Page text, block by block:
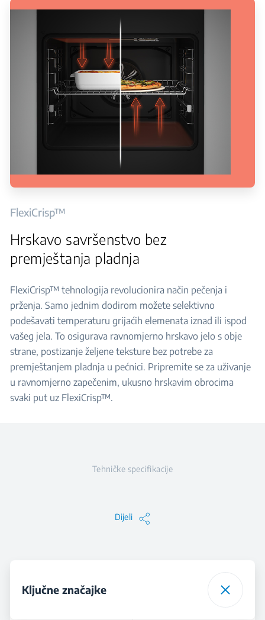
FlexiCrisp™
Hrskavo savršenstvo bez
premještanja pladnja
FlexiCrisp™ tehnologija revolucionira način pečenja i
prženja. Samo jednim dodirom možete selektivno
podešavati temperaturu grijaćih elemenata iznad ili ispod
vašeg jela. To osigurava ravnomjerno hrskavo jelo s obje
strane, postizanje željene teksture bez potrebe za
premještanjem pladnja u pećnici. Pripremite se za uživanje
u ravnomjerno zapečenim, ukusno hrskavim obrocima
svaki put uz FlexiCrisp™.
Tehničke specifikacije
Dijeli
Ključne značajke